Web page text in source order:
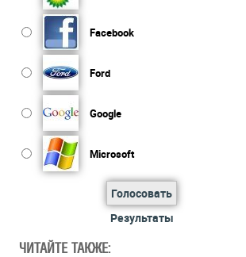
Facebook
Ford
Google
Microsoft
Голосовать
Результаты
ЧИТАЙТЕ ТАКЖЕ: